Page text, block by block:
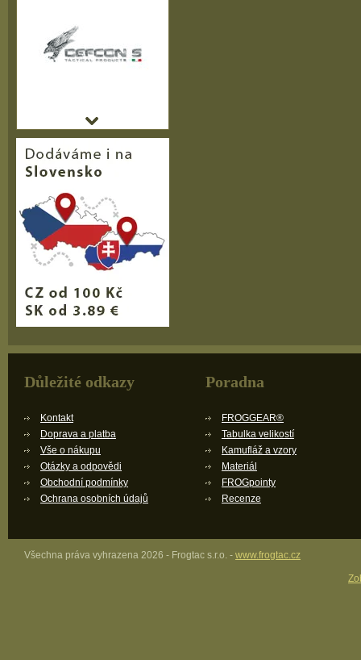
Důležité odkazy
Kontakt
Doprava a platba
Vše o nákupu
Otázky a odpovědi
Obchodní podmínky
Ochrana osobních údajů
Poradna
FROGGEAR®
Tabulka velikostí
Kamufláž a vzory
Materiál
FROGpointy
Recenze
Všechna práva vyhrazena 2026 - Frogtac s.r.o. - www.frogtac.cz